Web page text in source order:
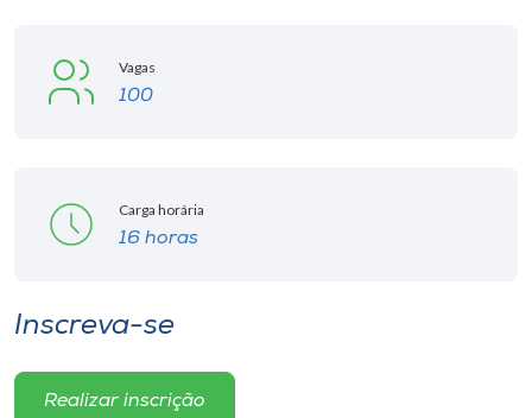
Vagas
100
Carga horária
16 horas
Inscreva-se
Realizar inscrição